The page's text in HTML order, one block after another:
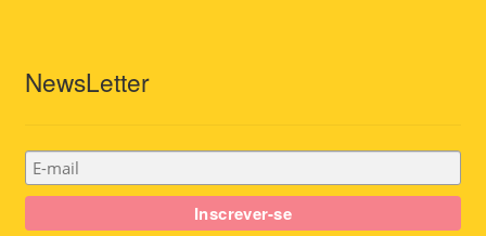
NewsLetter